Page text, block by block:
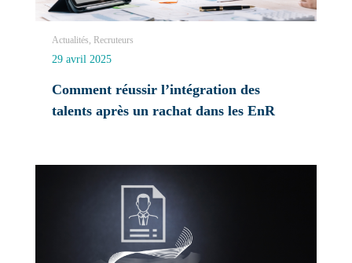
Actualités, Recruteurs
29 avril 2025
Comment réussir l’intégration des
talents après un rachat dans les EnR